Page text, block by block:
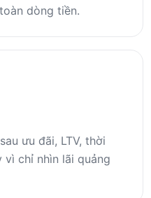
dòng tiền.
ưu đãi, LTV, thời
vì chỉ nhìn lãi quảng